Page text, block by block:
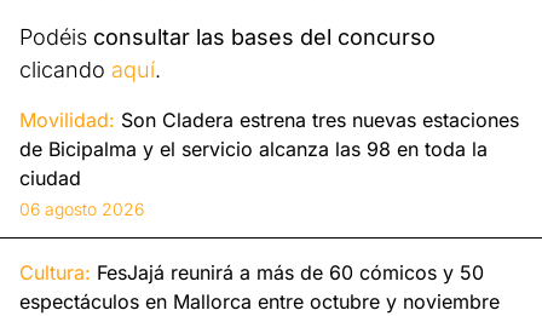
Podéis consultar las bases del concurso
clicando aquí.
Movilidad: Son Cladera estrena tres nuevas estaciones
de Bicipalma y el servicio alcanza las 98 en toda la
ciudad
06 agosto 2026
Cultura: FesJajá reunirá a más de 60 cómicos y 50
espectáculos en Mallorca entre octubre y noviembre